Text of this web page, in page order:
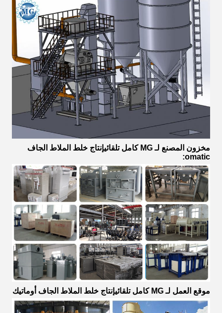
مخزون المصنع لـMG كامل تلقائيإنتاج خلط الملاط الجاف
omatic:
موقع العمل لـMG كامل تلقائيإنتاج خلط الملاط الجاف أوماتيك